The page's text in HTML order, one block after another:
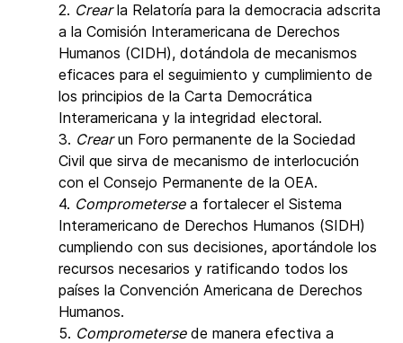
2. Crearla Relatoría para la democracia adscrita
a la Comisión Interamericana de Derechos
Humanos (CIDH), dotándola de mecanismos
eficaces para el seguimiento y cumplimiento de
los principios de la Carta Democrática
Interamericana y la integridad electoral.
3. Crearun Foro permanente de la Sociedad
Civil que sirva de mecanismo de interlocución
con el Consejo Permanente de la OEA.
4. Comprometersea fortalecer el Sistema
Interamericano de Derechos Humanos (SIDH)
cumpliendo con sus decisiones, aportándole los
recursos necesarios y ratificando todos los
países la Convención Americana de Derechos
Humanos.
5. Comprometersede manera efectiva a